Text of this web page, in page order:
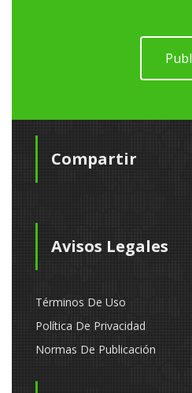
Compartir
Avisos Legales
Términos De Uso
Política De Privacidad
Normas De Publicación